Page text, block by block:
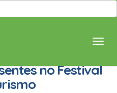
e Vale dos
no Festival